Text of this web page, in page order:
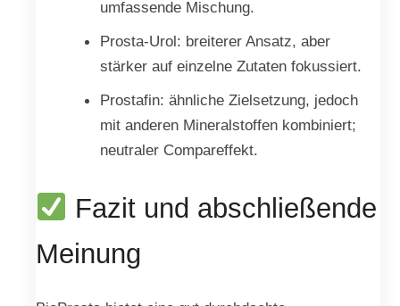
umfassende Mischung.
Prosta-Urol: breiterer Ansatz, aber
stärker auf einzelne Zutaten fokussiert.
Prostafin: ähnliche Zielsetzung, jedoch
mit anderen Mineralstoffen kombiniert;
neutraler Compareffekt.
Fazit und abschließende
Meinung